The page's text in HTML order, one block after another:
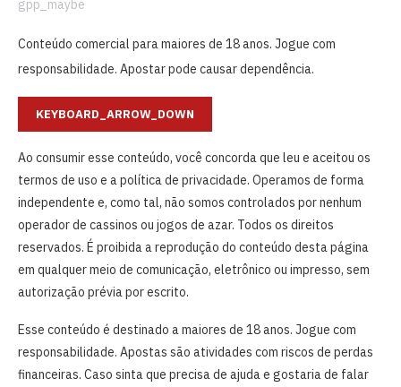
gpp_maybe
Conteúdo comercial para maiores de 18 anos. Jogue com
responsabilidade. Apostar pode causar dependência.
KEYBOARD_ARROW_DOWN
Ao consumir esse conteúdo, você concorda que leu e aceitou os
termos de uso e apolítica de privacidade. Operamos de forma
independente e, como tal, não somos controlados por nenhum
operador de cassinos ou jogos de azar. Todos os direitos
reservados. É proibida a reprodução do conteúdo desta página
em qualquer meio de comunicação, eletrônico ou impresso, sem
autorização prévia por escrito.
Esse conteúdo é destinado a maiores de 18 anos. Jogue com
responsabilidade. Apostas são atividades com riscos de perdas
financeiras. Caso sinta que precisa de ajuda e gostaria de falar